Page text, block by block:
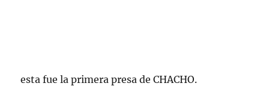
esta fue la primera presa de CHACHO.